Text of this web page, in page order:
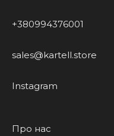
+380994376001
sales@kartell.store
Instagram
Про нас